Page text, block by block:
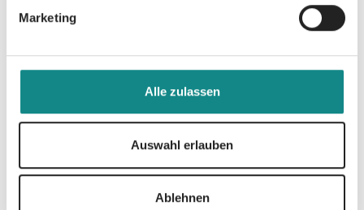
Marketing
Alle zulassen
Auswahl erlauben
Ablehnen
Zur Übersicht